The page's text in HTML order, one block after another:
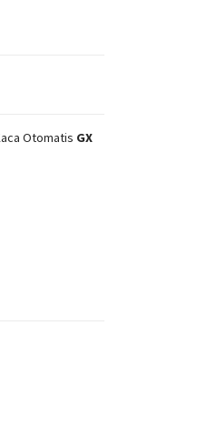
Otomatis GX